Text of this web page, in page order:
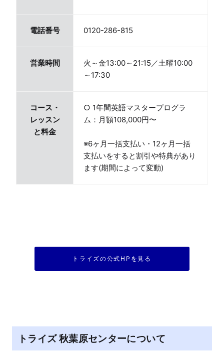
電話番号
営業時間
火～金13:00～21:15／土曜10:00
～17:30
コース・
レッスン
と料金
○ 1年間英語マスタープログラ
ム：月額108,000円〜
※6ヶ月一括支払い・12ヶ月一括
支払いをすると割引や特典があり
ます(期間によって変動)
トライズの公式HPを見る
トライズ 秋葉原センターについて